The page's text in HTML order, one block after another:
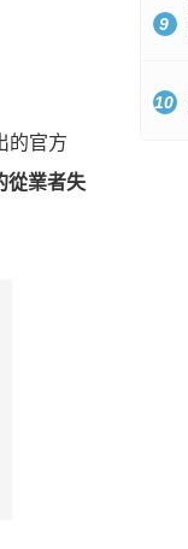
的官方
從業者失
9
10